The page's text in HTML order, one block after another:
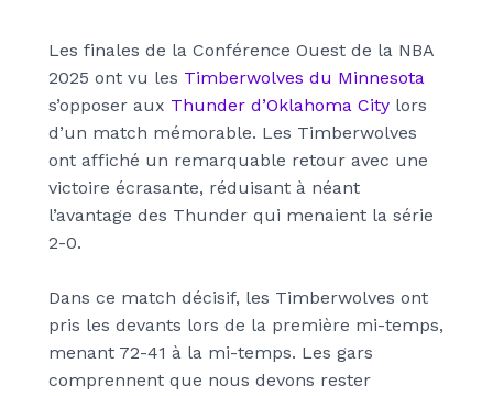
Les finales de la Conférence Ouest de la NBA
2025 ont vu les Timberwolves du Minnesota
s’opposer aux Thunder d’Oklahoma City lors
d’un match mémorable. Les Timberwolves
ont affiché un remarquable retour avec une
victoire écrasante, réduisant à néant
l’avantage des Thunder qui menaient la série
2-0.
Dans ce match décisif, les Timberwolves ont
pris les devants lors de la première mi-temps,
menant 72-41 à la mi-temps. Les gars
comprennent que nous devons rester